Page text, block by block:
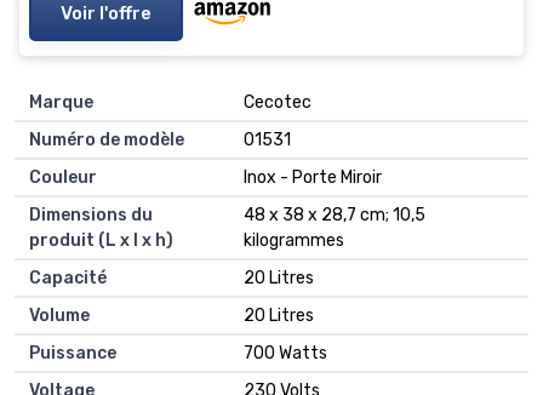
Voir l'offre
Marque
‎Cecotec
Numéro de modèle
‎01531
Couleur
‎Inox - Porte Miroir
Dimensions du
produit (L x l x h)
‎48 x 38 x 28,7 cm; 10,5
kilogrammes
Capacité
‎20 Litres
Volume
‎20 Litres
Puissance
‎700 Watts
Voltage
‎230 Volts